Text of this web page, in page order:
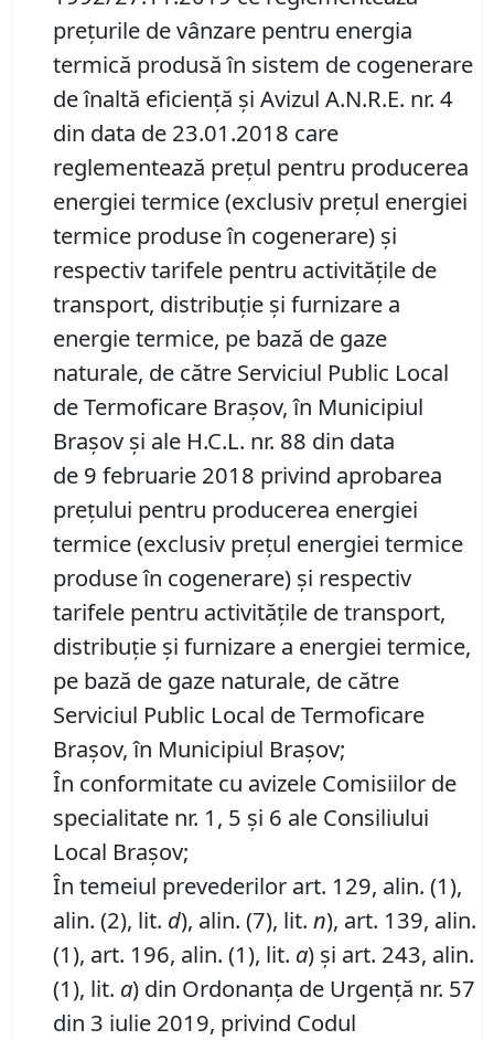
prețurile de vânzare pentru energia
termică produsă în sistem de cogenerare
de înaltă eficiență și Avizul A.N.R.E. nr. 4
din data de 23.01.2018 care
reglementează prețul pentru producerea
energiei termice (exclusiv prețul energiei
termice produse în cogenerare) și
respectiv tarifele pentru activitățile de
transport, distribuție și furnizare a
energie termice, pe bază de gaze
naturale, de către Serviciul Public Local
de Termoficare Brașov, în Municipiul
Brașov și ale H.C.L. nr. 88 din data
de 9 februarie 2018 privind aprobarea
preţului pentru producerea energiei
termice (exclusiv preţul energiei termice
produse în cogenerare) şi respectiv
tarifele pentru activităţile de transport,
distribuţie şi furnizare a energiei termice,
pe bază de gaze naturale, de către
Serviciul Public Local de Termoficare
Braşov, în Municipiul Braşov;
În conformitate cu avizele Comisiilor de
specialitate nr. 1, 5 și 6 ale Consiliului
Local Brașov;
În temeiul prevederilor art. 129, alin. (1),
alin. (2), lit. d), alin. (7), lit. n), art. 139, alin.
(1), art. 196, alin. (1), lit. a) și art. 243, alin.
(1), lit. a) din Ordonanța de Urgență nr. 57
din 3 iulie 2019, privind Codul